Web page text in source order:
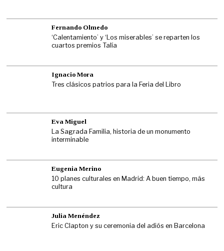
Fernando Olmedo
‘Calentamiento’ y ‘Los miserables’ se reparten los
cuartos premios Talía
Ignacio Mora
Tres clásicos patrios para la Feria del Libro
Eva Miguel
La Sagrada Familia, historia de un monumento
interminable
Eugenia Merino
10 planes culturales en Madrid: A buen tiempo, más
cultura
Julia Menéndez
Eric Clapton y su ceremonia del adiós en Barcelona